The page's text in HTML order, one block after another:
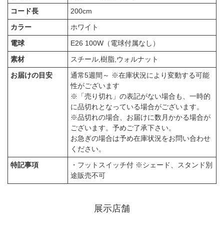
コード長
200cm
カラー
ホワイト
電球
E26 100W（電球付属なし）
素材
スチール,樹脂,ウォルナット
お届けの目安
通常5週間～ ※在庫状況により変動する可能
性がございます
※「売り切れ」の表記がない場合も、一時的
に品切れとなっている場合がございます。
※品切れの場合、お届けに数月かかる場合が
ございます。予めご了承下さい。
お急ぎの場合は予め在庫状況をお問い合わせ
ください。
特記事項
・フットスイッチ付 ※シェード、スタンド別
途販売不可
展示店舗